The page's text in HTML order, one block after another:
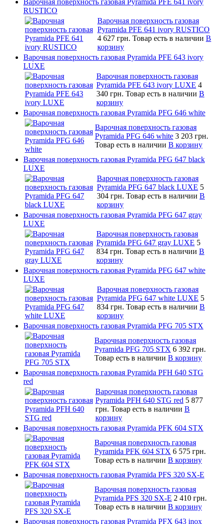
RUSTICO
Варочная поверхность газовая
Pyramida PFE 641 ivory RUSTICO
4 627 грн. Товар есть в наличии В
корзину
Варочная поверхность газовая Pyramida PFE 643 ivory
LUXE
Варочная поверхность газовая
Pyramida PFE 643 ivory LUXE 4
340 грн. Товар есть в наличии В
корзину
Варочная поверхность газовая Pyramida PFG 646 white
Варочная поверхность газовая
Pyramida PFG 646 white 3 203 грн.
Товар есть в наличии В корзину
Варочная поверхность газовая Pyramida PFG 647 black
LUXE
Варочная поверхность газовая
Pyramida PFG 647 black LUXE 5
304 грн. Товар есть в наличии В
корзину
Варочная поверхность газовая Pyramida PFG 647 gray
LUXE
Варочная поверхность газовая
Pyramida PFG 647 gray LUXE 5
834 грн. Товар есть в наличии В
корзину
Варочная поверхность газовая Pyramida PFG 647 white
LUXE
Варочная поверхность газовая
Pyramida PFG 647 white LUXE 5
834 грн. Товар есть в наличии В
корзину
Варочная поверхность газовая Pyramida PFG 705 STX
Варочная поверхность газовая
Pyramida PFG 705 STX 6 392 грн.
Товар есть в наличии В корзину
Варочная поверхность газовая Pyramida PFH 640 STG
red
Варочная поверхность газовая
Pyramida PFH 640 STG red 5 877
грн. Товар есть в наличии В
корзину
Варочная поверхность газовая Pyramida PFK 604 STX
Варочная поверхность газовая
Pyramida PFK 604 STX 6 575 грн.
Товар есть в наличии В корзину
Варочная поверхность газовая Pyramida PFS 320 SX-E
Варочная поверхность газовая
Pyramida PFS 320 SX-E 2 410 грн.
Товар есть в наличии В корзину
Варочная поверхность газовая Pyramida PFX 643 inox